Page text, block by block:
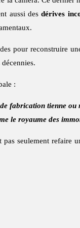
aussi desdérives
pour reconstruire
:
fabrication tienne
le royaume des
seulement refaire